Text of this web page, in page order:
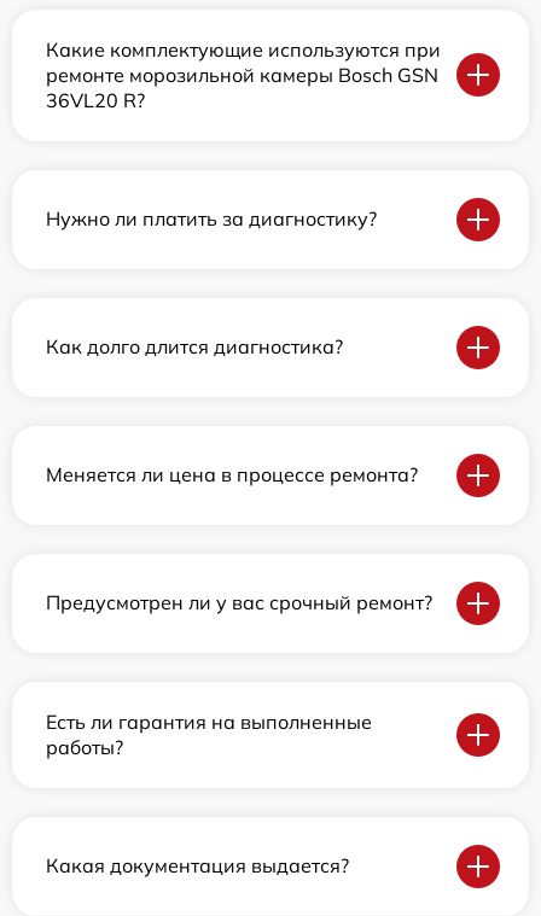
Какие комплектующие используются при
ремонте морозильной камеры Bosch GSN
36VL20 R?
Нужно ли платить за диагностику?
Как долго длится диагностика?
Меняется ли цена в процессе ремонта?
Предусмотрен ли у вас срочный ремонт?
Есть ли гарантия на выполненные
работы?
Какая документация выдается?